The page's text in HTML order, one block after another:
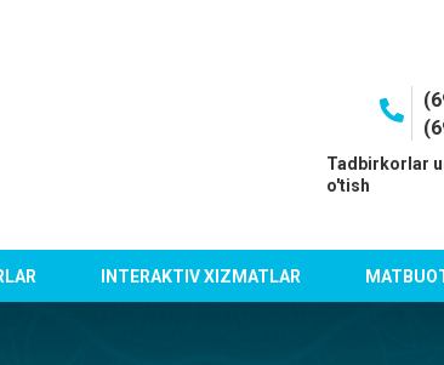
Tadbirkorlar
o'tish
INTERAKTIV XIZMATLAR